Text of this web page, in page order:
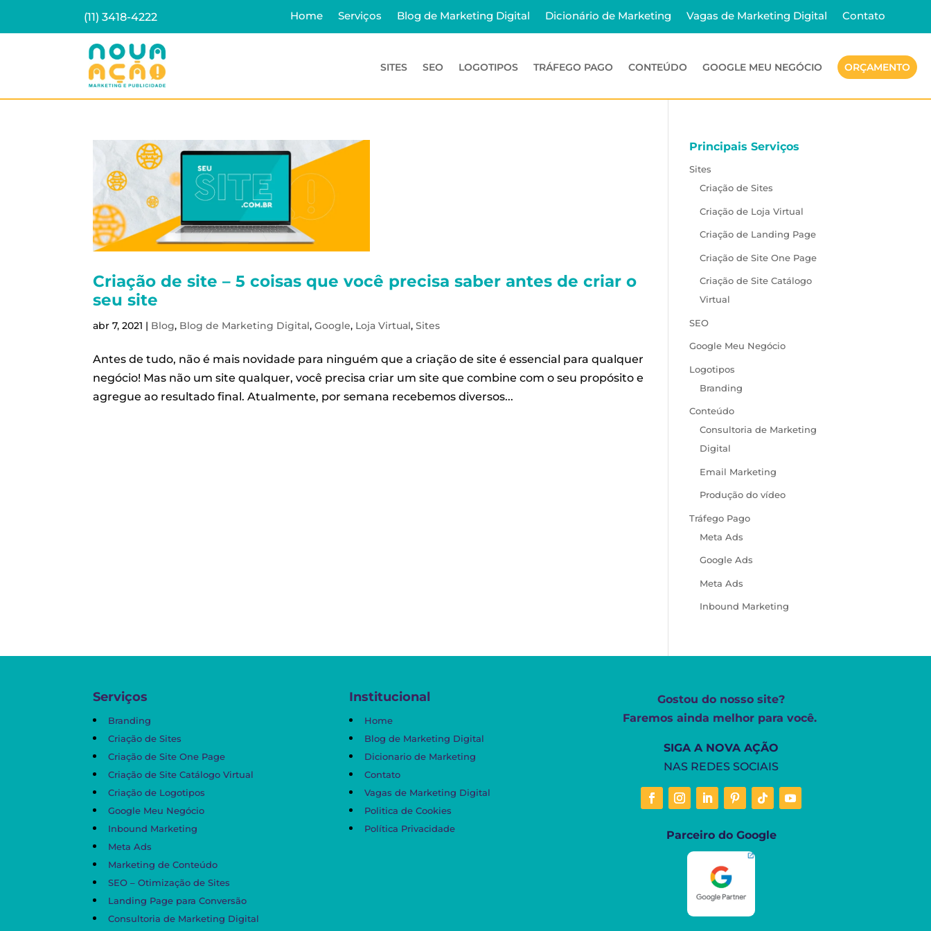
(11) 3418-4222 Home Serviços Blog de Marketing Digital Dicionário de Marketing Vagas de Marketing Digital Contato
SITES SEO LOGOTIPOS TRÁFEGO PAGO CONTEÚDO GOOGLE MEU NEGÓCIO ORÇAMENTO
Criação de site – 5 coisas que você precisa saber antes de criar o
seu site
abr 7, 2021 | Blog, Blog de Marketing Digital,Google, Loja Virtual,Sites
Antes de tudo, não é mais novidade para ninguém que a criação de site é essencial para qualquer
negócio! Mas não um site qualquer, você precisa criar um site que combine com o seu propósito e
agregue ao resultado final. Atualmente, por semana recebemos diversos...
Principais Serviços
Sites
Criação de Sites
Criação de Loja Virtual
Criação de Landing Page
Criação de Site One Page
Criação de Site Catálogo
Virtual
SEO
Google Meu Negócio
Logotipos
Branding
Conteúdo
Consultoria de Marketing
Digital
Email Marketing
Produção do vídeo
Tráfego Pago
Meta Ads
Google Ads
Meta Ads
Inbound Marketing
Serviços
Branding
Criação de Sites
Criação de Site One Page
Criação de Site Catálogo Virtual
Criação de Logotipos
Google Meu Negócio
Inbound Marketing
Meta Ads
Marketing de Conteúdo
SEO – Otimização de Sites
Landing Page para Conversão
Consultoria de Marketing Digital
Institucional
Home
Blog de Marketing Digital
Dicionario de Marketing
Contato
Vagas de Marketing Digital
Politica de Cookies
Política Privacidade
Gostou do nosso site?
Faremos ainda melhor para você.
SIGA A NOVA AÇÃO
NAS REDES SOCIAIS
Parceiro do Google